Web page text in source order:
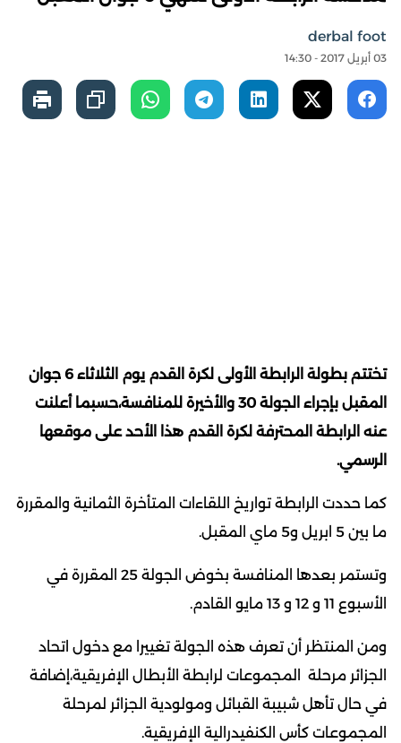
derbal foot
03 أبريل 2017 - 14:30
تختتم بطولة الرابطة الأولى لكرة القدم يوم الثلاثاء 6 جوان
المقبل بإجراء الجولة 30 والأخيرة للمنافسة،حسبما أعلنت
عنه الرابطة المحترفة لكرة القدم هذا الأحد على موقعها
الرسمي.
كما حددت الرابطة تواريخ اللقاءات المتأخرة الثمانية والمقررة
ما بين 5 ابريل و5 ماي المقبل.
وتستمر بعدها المنافسة بخوض الجولة 25 المقررة في
الأسبوع 11 و 12 و 13 مايو القادم.
ومن المنتظر أن تعرف هذه الجولة تغييرا مع دخول اتحاد
الجزائر مرحلة المجموعات لرابطة الأبطال الإفريقية،إضافة
في حال تأهل شبيبة القبائل ومولودية الجزائر لمرحلة
المجموعات كأس الكنفيدرالية الإفريقية.